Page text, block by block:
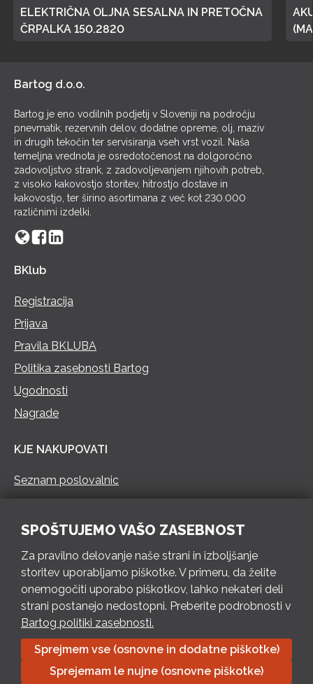
ELEKTRIČNA OLJNA SESALNA IN PRETOČNA
ČRPALKA 150.2820
Bartog d.o.o.
Bartog je eno vodilnih podjetij v Sloveniji na področju
pnevmatik, rezervnih delov, dodatne opreme, olj, maziv
in drugih tekočin ter servisiranja vseh vrst vozil. Naša
temeljna vrednota je osredotočenost na dolgoročno
zadovoljstvo strank, z zadovoljevanjem njihovih potreb,
z visoko kakovostjo storitev, hitrostjo dostave in
kakovostjo, ter širino asortimana z več kot 230.000
različnimi izdelki.
BKlub
Registracija
Prijava
Pravila BKLUBA
Politika zasebnosti Bartog
Ugodnosti
Nagrade
KJE NAKUPOVATI
Seznam poslovalnic
PON – PET 8 – 18 h / SOB 8 – 12 h
Pošlji e-mail
Izpolni kontaktni obrazec
Bartog d.o.o. Trebnje | ID: SI79128718 | IBAN: SI56 1010 0003
8174 248, Banka Intesa Sanpaolo d.d.| Predsednik Uprave:
SPOŠTUJEMO VAŠO ZASEBNOST
Za pravilno delovanje naše strani in izboljšanje
storitev uporabljamo piškotke. V primeru, da želite
onemogočiti uporabo piškotkov, lahko nekateri deli
strani postanejo nedostopni. Preberite podrobnosti v
Bartog politiki zasebnosti.
Sprejmem vse (osnovne in dodatne piškotke)
Sprejemam le nujne (osnovne piškotke)